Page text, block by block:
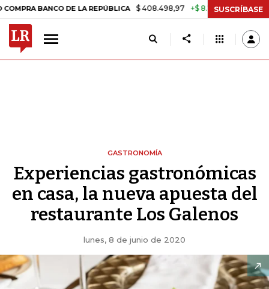
BANCO DE LA REPÚBLICA $ 408.498,97 +$ 8.753,81 +2,19% TASA
SUSCRÍBASE
GASTRONOMÍA
Experiencias gastronómicas
en casa, la nueva apuesta del
restaurante Los Galenos
lunes, 8 de junio de 2020